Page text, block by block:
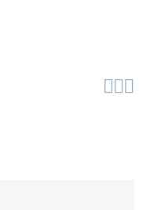
